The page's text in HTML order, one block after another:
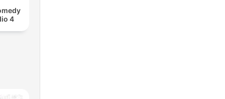
4